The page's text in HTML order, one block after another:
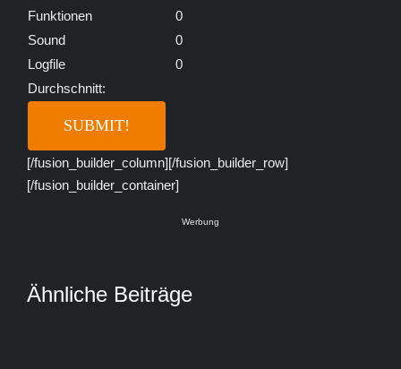
Funktionen
0
Sound
0
Logfile
0
Durchschnitt:
[/fusion_builder_column][/fusion_builder_row]
[/fusion_builder_container]
Werbung
Ähnliche Beiträge